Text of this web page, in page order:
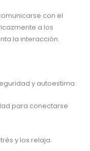
con el
a los
la interacción.
y autoestima.
para conectarse
y los relaja.